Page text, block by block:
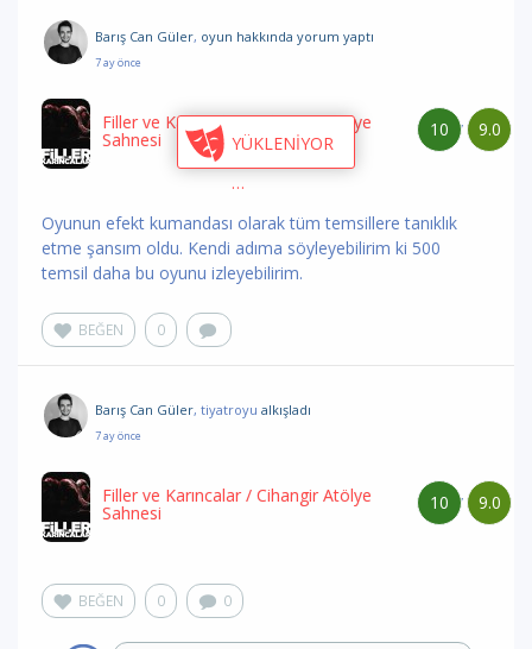
YÜKLENİYOR
Barış Can Güler, oyun hakkında yorum yaptı
7 ay önce
9.0
/
10
Filler ve Karıncalar/ Cihangir Atölye
Sahnesi
Oyunun efekt kumandası olarak tüm temsillere tanıklık
etme şansım oldu. Kendi adıma söyleyebilirim ki 500
temsil daha bu oyunu izleyebilirim.
BEĞEN 0
Barış Can Güler, tiyatroyu alkışladı
7 ay önce
9.0
/
10
Filler ve Karıncalar / Cihangir Atölye
Sahnesi
BEĞEN 0 0